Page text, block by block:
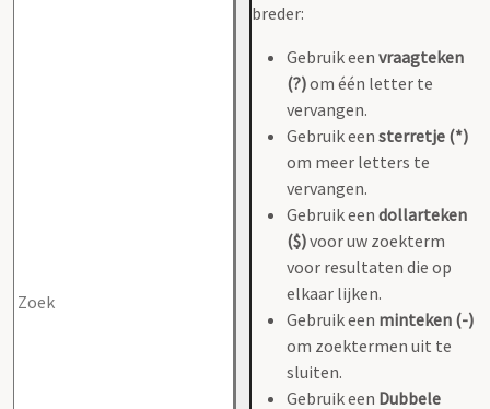
breder:
Gebruik een vraagteken
(?)om één letter te
vervangen.
Gebruik een sterretje (*)
om meer letters te
vervangen.
Gebruik een dollarteken
($)voor uw zoekterm
voor resultaten die op
elkaar lijken.
Gebruik een minteken (-)
om zoektermen uit te
sluiten.
Gebruik een Dubbele